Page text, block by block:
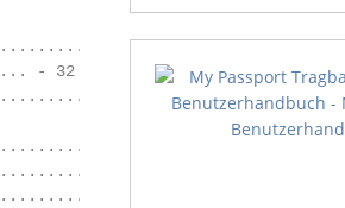
- 31 -
- 32 -
- 32 -
- 34 -
- 36 -
- 36 -